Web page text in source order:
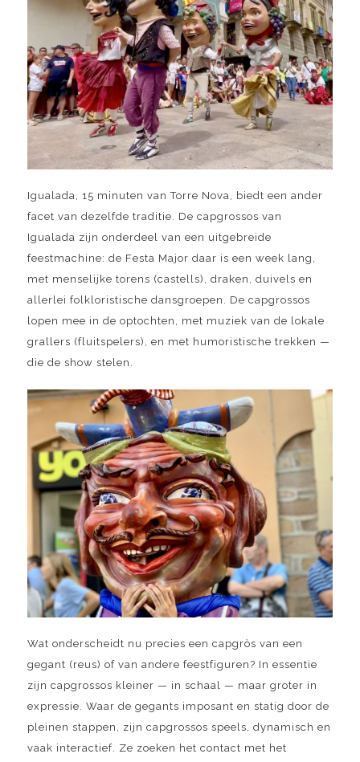
Igualada, 15 minuten van Torre Nova, biedt een ander
facet van dezelfde traditie. De capgrossos van
Igualada zijn onderdeel van een uitgebreide
feestmachine: de Festa Major daar is een week lang,
met menselijke torens (castells), draken, duivels en
allerlei folkloristische dansgroepen. De capgrossos
lopen mee in de optochten, met muziek van de lokale
grallers (fluitspelers), en met humoristische trekken —
die de show stelen.
Wat onderscheidt nu precies een capgròs van een
gegant (reus) of van andere feestfiguren? In essentie
zijn capgrossos kleiner — in schaal — maar groter in
expressie. Waar de gegants imposant en statig door de
pleinen stappen, zijn capgrossos speels, dynamisch en
vaak interactief. Ze zoeken het contact met het